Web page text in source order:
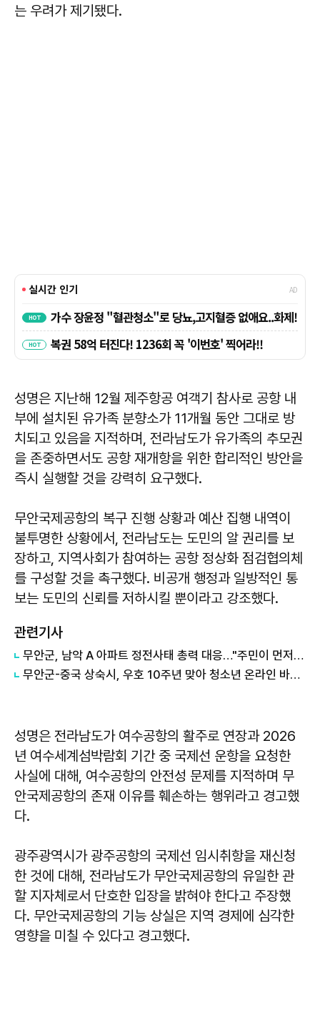
는 우려가 제기됐다.
성명은 지난해 12월 제주항공 여객기 참사로 공항 내
부에 설치된 유가족 분향소가 11개월 동안 그대로 방
치되고 있음을 지적하며, 전라남도가 유가족의 추모권
을 존중하면서도 공항 재개항을 위한 합리적인 방안을
즉시 실행할 것을 강력히 요구했다.
무안국제공항의 복구 진행 상황과 예산 집행 내역이
불투명한 상황에서, 전라남도는 도민의 알 권리를 보
장하고, 지역사회가 참여하는 공항 정상화 점검협의체
를 구성할 것을 촉구했다. 비공개 행정과 일방적인 통
보는 도민의 신뢰를 저하시킬 뿐이라고 강조했다.
관련기사
무안군, 남악 A 아파트 정전사태 총력 대응…"주민이 먼저" 밤샘 복구 지원
무안군-중국 상숙시, 우호 10주년 맞아 청소년 온라인 바둑대회 개최
성명은 전라남도가 여수공항의 활주로 연장과 2026
년 여수세계섬박람회 기간 중 국제선 운항을 요청한
사실에 대해, 여수공항의 안전성 문제를 지적하며 무
안국제공항의 존재 이유를 훼손하는 행위라고 경고했
다.
광주광역시가 광주공항의 국제선 임시취항을 재신청
한 것에 대해, 전라남도가 무안국제공항의 유일한 관
할 지자체로서 단호한 입장을 밝혀야 한다고 주장했
다. 무안국제공항의 기능 상실은 지역 경제에 심각한
영향을 미칠 수 있다고 경고했다.